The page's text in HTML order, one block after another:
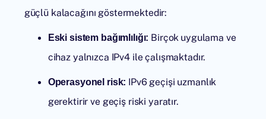
güçlü kalacağını göstermektedir:
Eski sistem bağımlılığı: Birçok uygulama ve
cihaz yalnızca IPv4 ile çalışmaktadır.
Operasyonel risk: IPv6 geçişi uzmanlık
gerektirir ve geçiş riski yaratır.